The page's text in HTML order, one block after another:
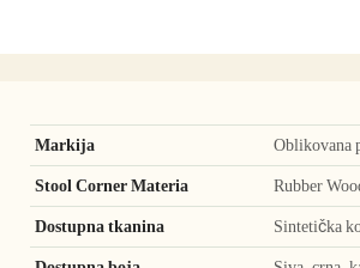
Markija Oblikovana
Stool Corner Materia Rubber
Dostupna tkanina Sintetička